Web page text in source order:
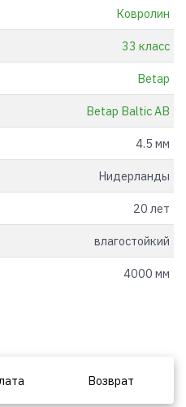
Ковролин
33 класс
Betap
Betap Baltic AB
4.5 мм
Нидерланды
20 лет
влагостойкий
4000 мм
Возврат